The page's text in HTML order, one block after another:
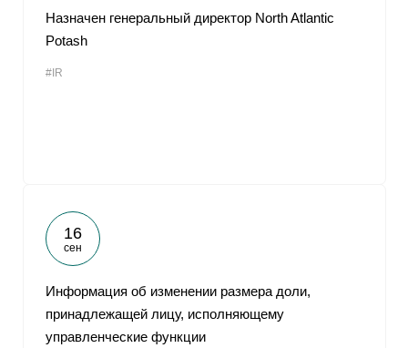
Назначен генеральный директор North Atlantic
Potash
#IR
16
сен
Информация об изменении размера доли,
принадлежащей лицу, исполняющему
управленческие функции